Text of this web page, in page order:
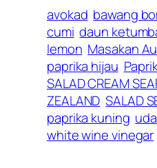
avokad bawang
cumi daun
lemon Masakan
paprika hijau
SALAD CREAM
ZEALAND SALAD
paprika kuning
white wine vinegar